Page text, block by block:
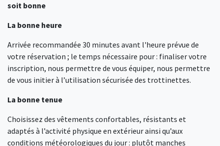
soit bonne
La bonne heure
Arrivée recommandée 30 minutes avant l'heure prévue de
votre réservation ; le temps nécessaire pour : finaliser votre
inscription, nous permettre de vous équiper, nous permettre
de vous initier à l’utilisation sécurisée des trottinettes.
La bonne tenue
Choisissez des vêtements confortables, résistants et
adaptés à l’activité physique en extérieur ainsi qu’aux
conditions météorologiques du jour : plutôt manches